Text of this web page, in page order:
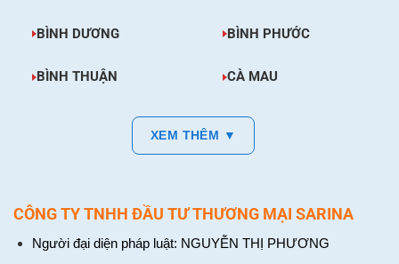
BÌNH DƯƠNG BÌNH PHƯỚC
BÌNH THUẬN CÀ MAU
XEM THÊM ▼
CÔNG TY TNHH ĐẦU TƯ THƯƠNG MẠI SARINA
Người đại diện pháp luật: NGUYỄN THỊ PHƯƠNG